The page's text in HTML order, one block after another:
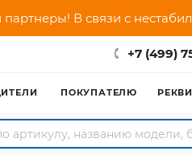
В связи с
+7 (499)
ПОКУПАТЕЛЮ